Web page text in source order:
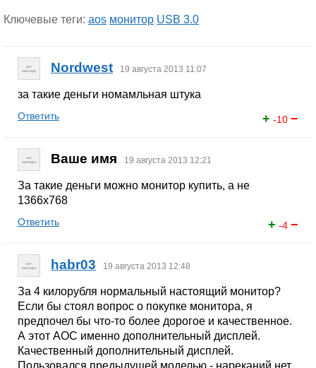
Ключевые теги: aos монитор USB 3.0
Nordwest 19 августа 2013 11:07
за такие деньги номамльная штука
+ -10 −
Ответить
Ваше имя 19 августа 2013 12:21
За такие деньги можно монитор купить, а не
1366x768
+ -4 −
Ответить
habr03 19 августа 2013 12:48
За 4 килорубля нормальный настоящий монитор?
Если бы стоял вопрос о покупке монитора, я
предпочел бы что-то более дорогое и качественное.
А этот АОС именно дополнительный дисплей.
Качественный дополнительный дисплей.
Пользовался предыдущей моделью - нареканий нет,